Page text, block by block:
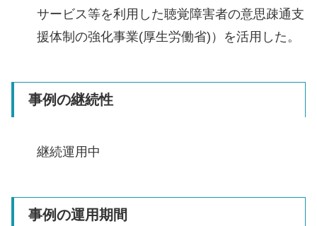
サービス等を利用した聴覚障害者の意思疎通支
援体制の強化事業(厚生労働省)）を活用した。
事例の継続性
継続運用中
事例の運用期間